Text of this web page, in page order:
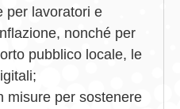
per lavoratori e
nonché per
pubblico locale, le
misure per sostenere